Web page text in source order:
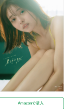
Amazonで購入